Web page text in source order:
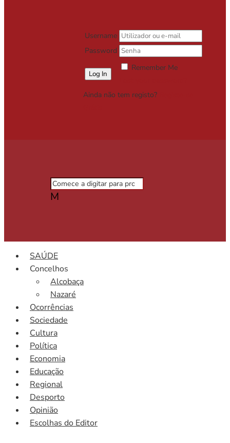
Username
Password
Remember Me
Ainda não tem registo?
M
SAÚDE
Concelhos
Alcobaça
Nazaré
Ocorrências
Sociedade
Cultura
Política
Economia
Educação
Regional
Desporto
Opinião
Escolhas do Editor